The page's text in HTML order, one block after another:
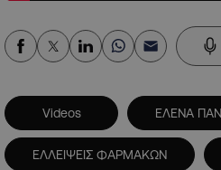
Videos ΕΛΕΝΑ
ΕΛΛΕΙΨΕΙΣ ΦΑΡΜΑΚΩΝ